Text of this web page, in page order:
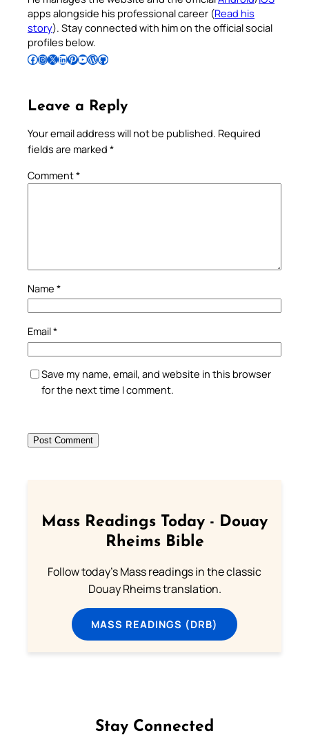
apps alongside his professional career (Read his
story). Stay connected with him on the official social
profiles below.
Follow Pradeep on Facebook Follow Pradeep on InstagramFollow Pradeep on X Follow Pradeep on LinkedIn Follow Pradeep on Pinterest Subscribe to Pradeep’s Youtube Channel Follow Pradeep on WordPress Follow Pradeep on GitHub
Leave a Reply
Your email address will not be published. Required
fields are marked *
Comment*
Name *
Email*
Save my name, email, and website in this browser
for the next time I comment.
Mass Readings Today - Douay
Rheims Bible
Follow today's Mass readings in the classic
Douay Rheims translation.
MASS READINGS (DRB)
Stay Connected